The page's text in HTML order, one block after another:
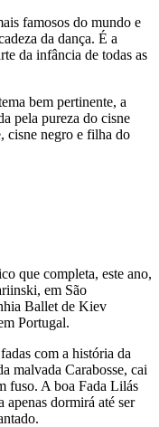
famosos do mundo e
da dança. É a
da infância de todas as
bem pertinente, a
pela pureza do cisne
cisne negro e filha do
que completa, este ano,
em São
Ballet de Kiev
Portugal.
com a história da
malvada Carabosse, cai
fuso. A boa Fada Lilás
dormirá até ser